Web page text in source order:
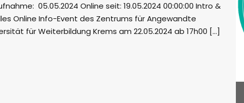
05.05.2024 Online seit: 19.05.2024 00:00:00 Intro &
Online Info-Event des Zentrums für Angewandte
für Weiterbildung Krems am 22.05.2024 ab 17h00 […]